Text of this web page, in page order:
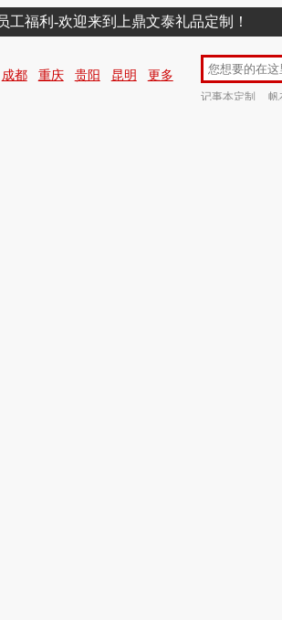
福利-欢迎来到上鼎文泰礼品定制！
成都 重庆 贵阳 昆明 更多
记事本定制 帆